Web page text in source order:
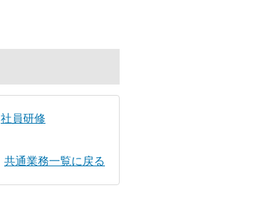
社員研修
共通業務一覧に戻る